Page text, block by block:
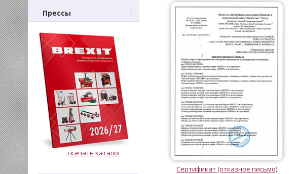
Прессы
скачать каталог
Сертификат (отказное письмо)